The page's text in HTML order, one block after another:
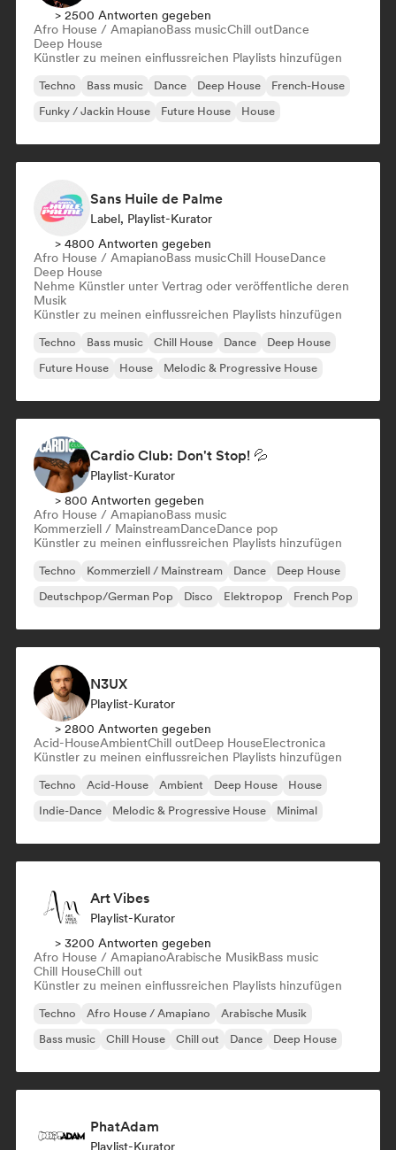
> 2500 Antworten gegeben
Afro House / AmapianoBass musicChill outDance
Deep House
Künstler zu meinen einflussreichen Playlists hinzufügen
Techno Bass music Dance Deep House
French-House
Funky / Jackin House
Future House House
Sans Huile de Palme
Label, Playlist-Kurator
> 4800 Antworten gegeben
Afro House / AmapianoBass musicChill HouseDance
Deep House
Nehme Künstler unter Vertrag oder veröffentliche deren
Musik
Künstler zu meinen einflussreichen Playlists hinzufügen
Techno Bass music Chill House Dance
Deep House
Future House
House Melodic & Progressive House
Cardio Club: Don't Stop! 💦
Playlist-Kurator
> 800 Antworten gegeben
Afro House / AmapianoBass music
Kommerziell / MainstreamDanceDance pop
Künstler zu meinen einflussreichen Playlists hinzufügen
Techno Kommerziell / Mainstream Dance
Deep House
Deutschpop/German Pop
Disco Elektropop French Pop
N3UX
Playlist-Kurator
> 2800 Antworten gegeben
Acid-HouseAmbientChill outDeep HouseElectronica
Künstler zu meinen einflussreichen Playlists hinzufügen
Techno Acid-House Ambient Deep House
House
Indie-Dance
Melodic & Progressive House Minimal
Art Vibes
Playlist-Kurator
> 3200 Antworten gegeben
Afro House / AmapianoArabische MusikBass music
Chill HouseChill out
Künstler zu meinen einflussreichen Playlists hinzufügen
Techno Afro House / Amapiano
Arabische Musik
Bass music
Chill House Chill out Dance Deep House
PhatAdam
Playlist-Kurator